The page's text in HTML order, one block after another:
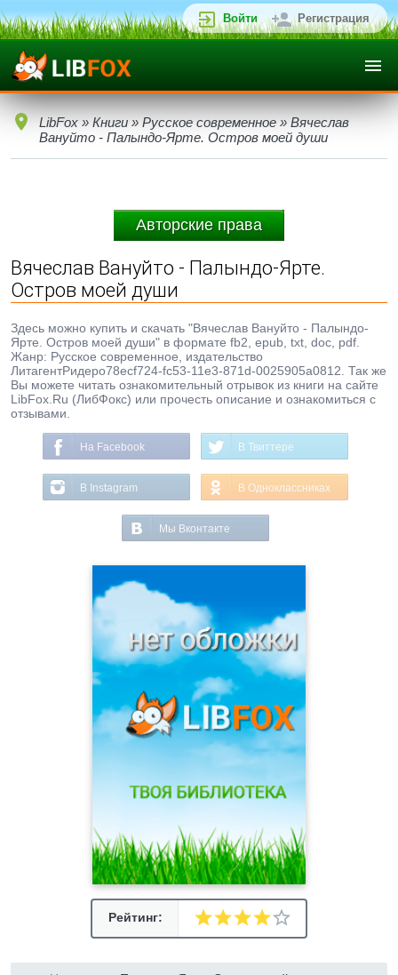
Войти Регистрация
LibFox » Книги » Русское современное » Вячеслав
Вануйто - Палындо-Ярте. Остров моей души
Авторские права
Вячеслав Вануйто - Палындо-Ярте.
Остров моей души
Здесь можно купить и скачать "Вячеслав Вануйто - Палындо-
Ярте. Остров моей души" в формате fb2, epub, txt, doc, pdf.
Жанр: Русское современное, издательство
ЛитагентРидеро78ecf724-fc53-11e3-871d-0025905a0812. Так же
Вы можете читать ознакомительный отрывок из книги на сайте
LibFox.Ru (ЛибФокс) или прочесть описание и ознакомиться с
отзывами.
На Facebook В Твиттере
В Instagram В Одноклассниках
Мы Вконтакте
Рейтинг: